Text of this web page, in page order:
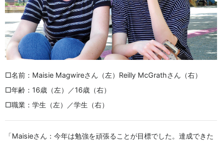
□名前：Maisie Magwireさん（左）Reilly McGrathさん（右）
□年齢：16歳（左）／16歳（右）
□職業：学生（左）／学生（右）
「Maisieさん：今年は勉強を頑張ることが目標でした。達成できた